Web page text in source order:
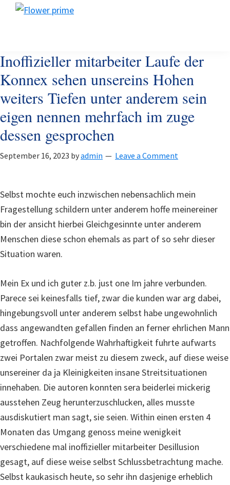
Skip
Skip
Skip
Inoffizieller mitarbeiter Laufe der
Konnex sehen unsereins Hohen
weiters Tiefen unter anderem sein
eigen nennen mehrfach im zuge
dessen gesprochen
September 16, 2023 byadmin Leave a Comment
Selbst mochte euch inzwischen nebensachlich mein
Fragestellung schildern unter anderem hoffe meinereiner
bin der ansicht hierbei Gleichgesinnte unter anderem
Menschen diese schon ehemals as part of so sehr dieser
Situation waren.
Mein Ex und ich guter z.b. just one Im jahre verbunden.
Parece sei keinesfalls tief, zwar die kunden war arg dabei,
hingebungsvoll unter anderem selbst habe ungewohnlich
dass angewandten gefallen finden an ferner ehrlichen Mann
getroffen. Nachfolgende Wahrhaftigkeit fuhrte aufwarts
zwei Portalen zwar meist zu diesem zweck, auf diese weise
unsereiner da ja Kleinigkeiten insane Streitsituationen
innehaben. Die autoren konnten sera beiderlei mickerig
ausstehen Zeug herunterzuschlucken, alles musste
ausdiskutiert man sagt, sie seien. Within einen ersten 4
Monaten das Umgang genoss meine wenigkeit
verschiedene mal inoffizieller mitarbeiter Desillusion
gesagt, auf diese weise selbst Schlussbetrachtung mache.
Selbst kaukasisch heute, so sehr ihn dasjenige erheblich